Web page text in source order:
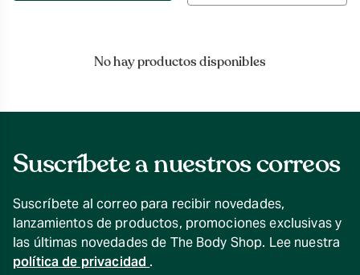
por
No hay productos disponibles
Suscríbete a nuestros correos
Suscríbete al correo para recibir novedades,
lanzamientos de productos, promociones exclusivas y
las últimas novedades de The Body Shop. Lee nuestra
política de privacidad .